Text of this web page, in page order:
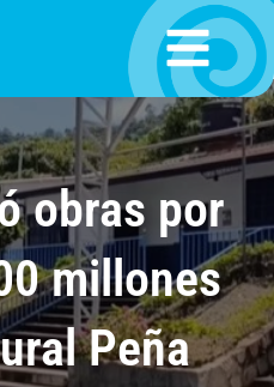
obras por
millones
Peña